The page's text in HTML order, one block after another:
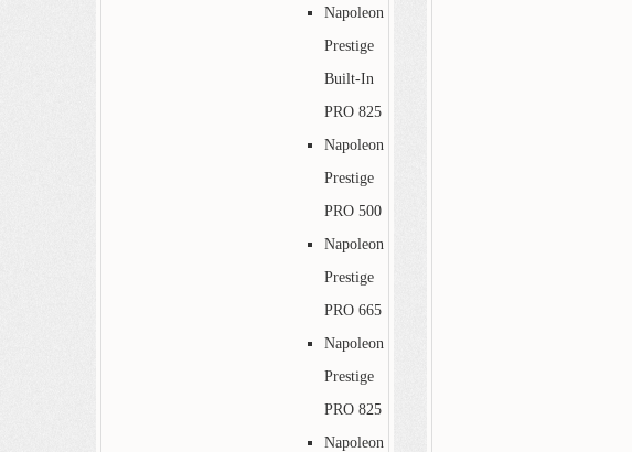
Napoleon
Prestige
Built-In
PRO 825
Napoleon
Prestige
PRO 500
Napoleon
Prestige
PRO 665
Napoleon
Prestige
PRO 825
Napoleon